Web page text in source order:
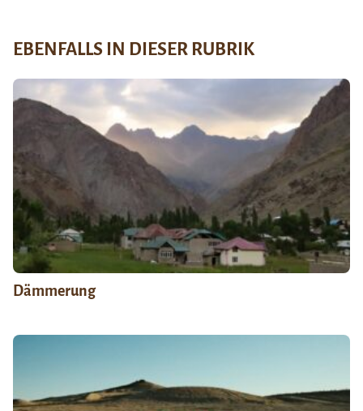
EBENFALLS IN DIESER RUBRIK
Dämmerung